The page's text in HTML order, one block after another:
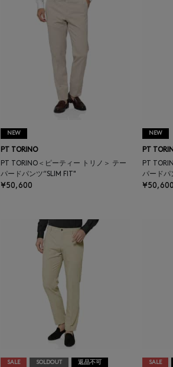
NEW
PT TORINO
PT TORINO＜ピーティー トリノ＞ テー
パードパンツ“SLIM FIT"
¥50,600
NEW
PT
PT
パードパ
¥50,600
SALE SOLDOUT 返品不可 SALE